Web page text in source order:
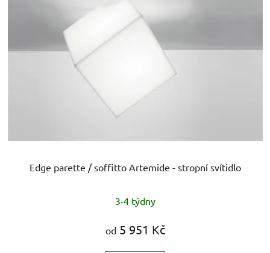
Edge parette / soffitto Artemide - stropní svítidlo
3-4 týdny
od5 951 Kč